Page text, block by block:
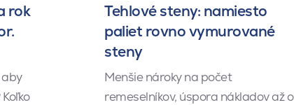
rok
Tehlové steny: namiesto
paliet rovno vymurované
steny
Menšie nároky na počet
remeselníkov, úspora nákladov až o